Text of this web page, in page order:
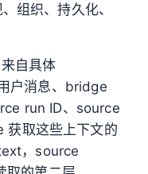
组织、持久化、
自具体
户消息、bridge
run ID、source
取这些上下文的
，source